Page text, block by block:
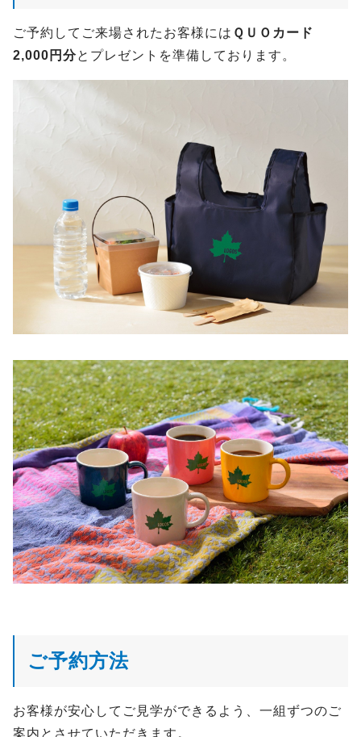
ご予約してご来場されたお客様には ＱＵＯカード
2,000円分とプレゼントを準備しております。
ご予約方法
お客様が安心してご見学ができるよう、一組ずつのご
案内とさせていただきます。